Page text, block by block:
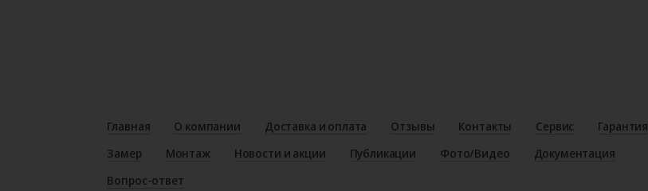
Главная О компании Доставка и оплата Отзывы Контакты Сервис
Гарантия
Замер
Монтаж Новости и акции Публикации Фото/Видео
Документация
Вопрос-ответ